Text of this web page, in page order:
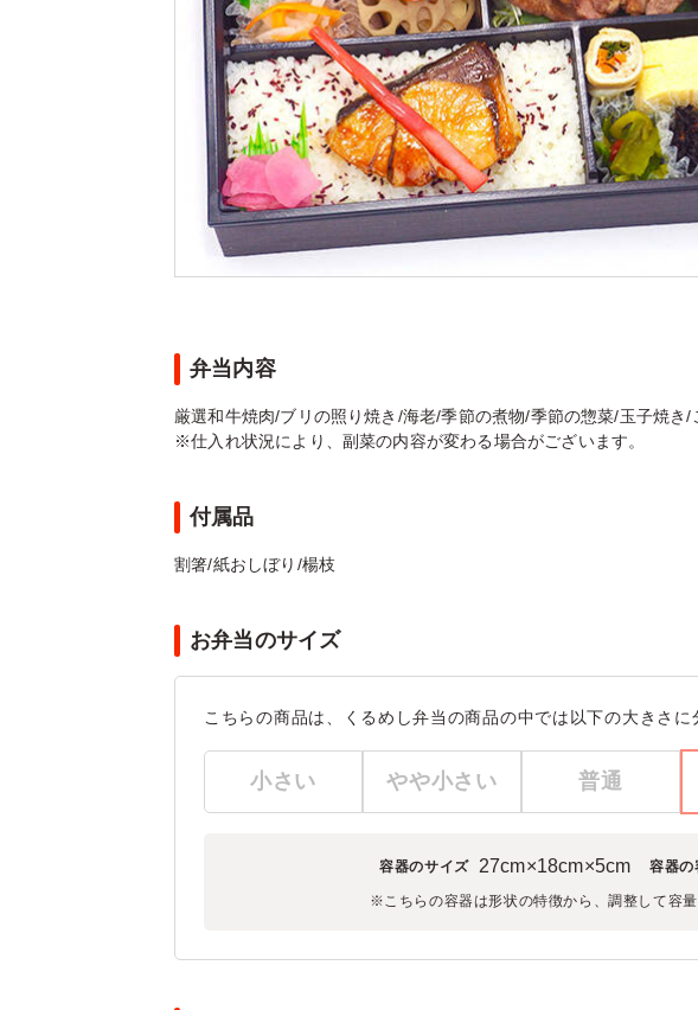
弁当内容
厳選和牛焼肉/ブリの照り焼き/海老/季節の煮物/季節の惣菜/玉子焼き/
※仕入れ状況により、副菜の内容が変わる場合がございます。
付属品
割箸/紙おしぼり/楊枝
お弁当のサイズ
こちらの商品は、くるめし弁当の商品の中では以下の大きさに
小さい やや小さい 普通
容器のサイズ 27cm×18cm×5cm 容器の
※こちらの容器は形状の特徴から、調整して容量